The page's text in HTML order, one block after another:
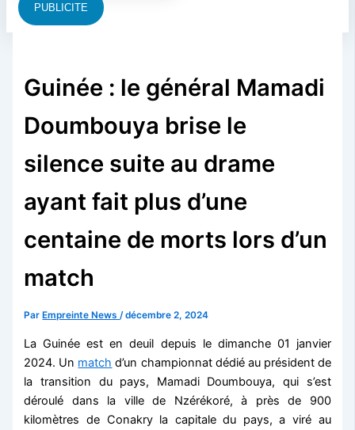
PUBLICITE
Guinée : le général Mamadi
Doumbouya brise le
silence suite au drame
ayant fait plus d’une
centaine de morts lors d’un
match
Par Empreinte News/décembre 2, 2024
La Guinée est en deuil depuis le dimanche 01 janvier
2024. Un match d’un championnat dédié au président de
la transition du pays, Mamadi Doumbouya, qui s’est
déroulé dans la ville de Nzérékoré, à près de 900
kilomètres de Conakry la capitale du pays, a viré au